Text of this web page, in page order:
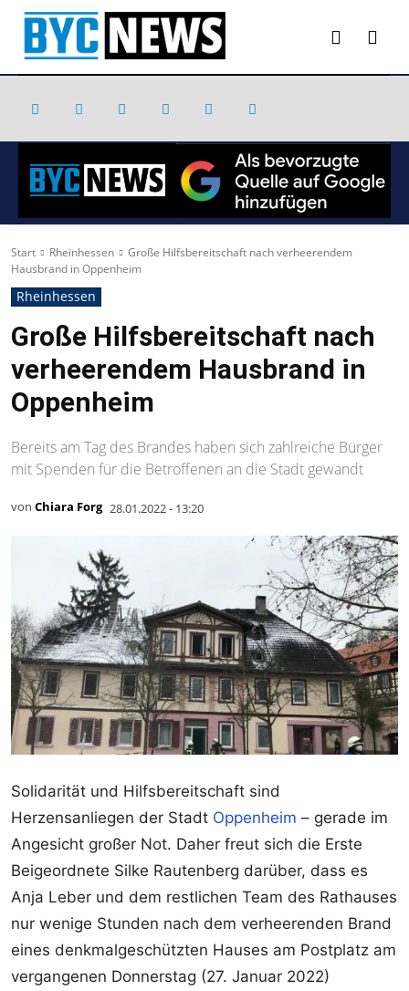
Start Rheinhessen
Große Hilfsbereitschaft nach verheerendem
Hausbrand in Oppenheim
Rheinhessen
Große Hilfsbereitschaft nach
verheerendem Hausbrand in
Oppenheim
Bereits am Tag des Brandes haben sich zahlreiche Bürger
mit Spenden für die Betroffenen an die Stadt gewandt
von Chiara Forg 28.01.2022 - 13:20
Solidarität und Hilfsbereitschaft sind
Herzensanliegen der Stadt Oppenheim – gerade im
Angesicht großer Not. Daher freut sich die Erste
Beigeordnete Silke Rautenberg darüber, dass es
Anja Leber und dem restlichen Team des Rathauses
nur wenige Stunden nach dem verheerenden Brand
eines denkmalgeschützten Hauses am Postplatz am
vergangenen Donnerstag (27. Januar 2022)